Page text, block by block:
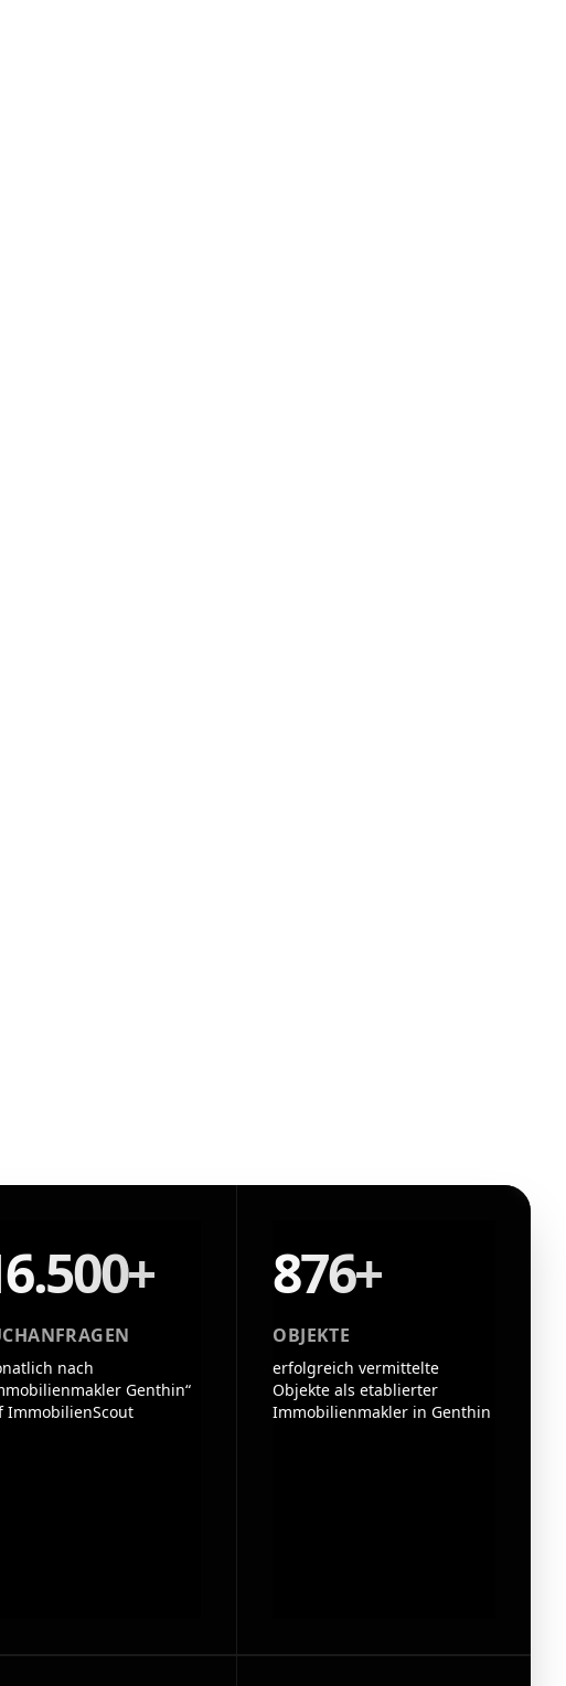
nach
Genthin“
ImmobilienScout
876+
OBJEKTE
erfolgreich vermittelte
Objekte als etablierter
Immobilienmakler in Genthin